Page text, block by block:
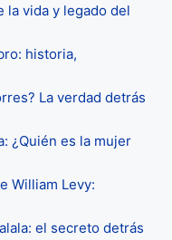
la vida y legado del
historia,
La verdad detrás
¿Quién es la mujer
William Levy:
el secreto detrás